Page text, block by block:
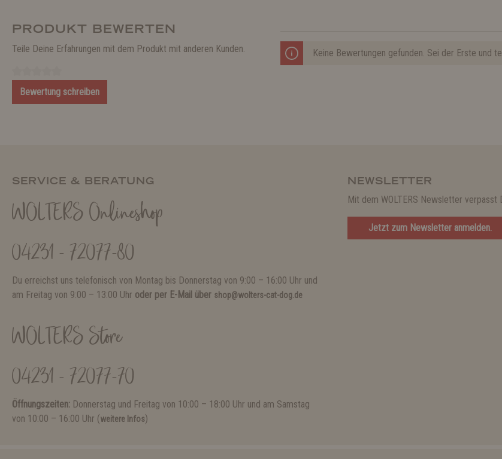
PRODUKT BEWERTEN
Teile Deine Erfahrungen mit dem Produkt mit anderen Kunden.
Bewertung schreiben
Keine Bewertungen gefunden. Sei der Erste und
SERVICE & BERATUNG
WOLTERS Onlineshop
04231 - 72077-80
Du erreichst uns telefonisch von Montag bis Donnerstag von 9:00 – 16:00 Uhr und
am Freitag von 9:00 – 13:00 Uhr oder per E-Mail über shop@wolters-cat-dog.de
WOLTERS Store
04231 - 72077-70
Öffnungszeiten: Donnerstag und Freitag von 10:00 – 18:00 Uhr und am Samstag
von 10:00 – 16:00 Uhr (weitere Infos)
NEWSLETTER
Mit dem WOLTERS Newsletter verpasst
Jetzt zum Newsletter anmelden.